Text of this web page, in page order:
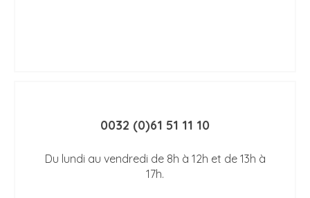
0032 (0)61 51 11 10
Du lundi au vendredi de 8h à 12h et de 13h à
17h.